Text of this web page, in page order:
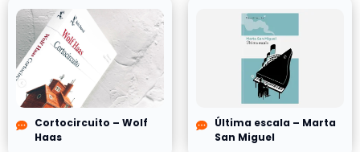
Cortocircuito – Wolf
Haas
Última escala – Marta
San Miguel